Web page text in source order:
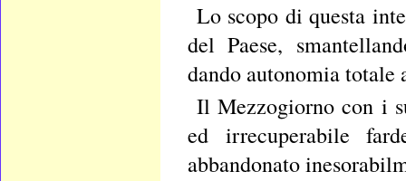
Lo scopo di questa
del Paese,
dando autonomia
Il Mezzogiorno con i
ed irrecuperabile
abbandonato